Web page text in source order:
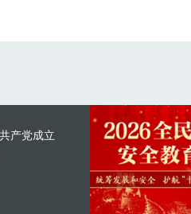
产党成立